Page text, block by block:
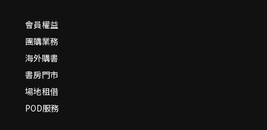
會員權益
團購業務
海外購書
書房門市
場地租借
POD服務